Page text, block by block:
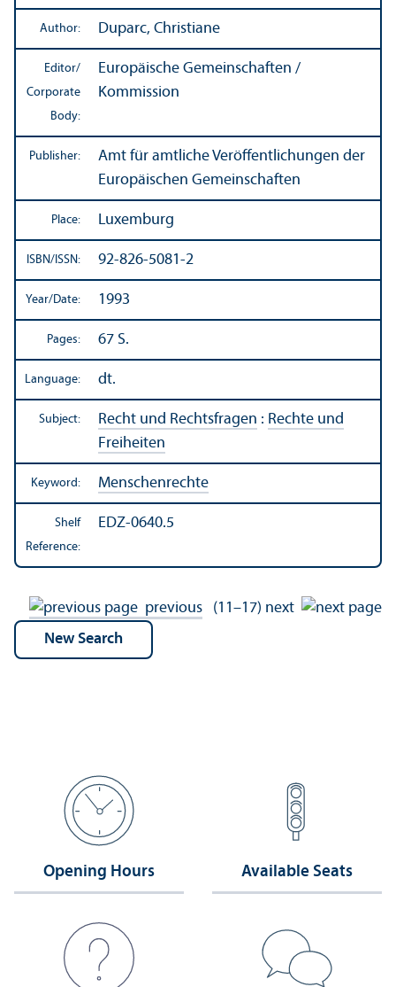
Author: Duparc, Christiane
Editor/
Corporate
Body:
Europäische Gemeinschaften /
Kommission
Publisher:
Amt für amtliche Veröffentlichungen der
Europäischen Gemeinschaften
Place: Luxemburg
ISBN/ISSN: 92-826-5081-2
Year/Date: 1993
Pages: 67 S.
Language: dt.
Subject: Recht und Rechtsfragen : Rechte und
Freiheiten
Keyword: Menschenrechte
Shelf
Reference:
EDZ-0640.5
previous (11–17) next
Opening Hours Available Seats